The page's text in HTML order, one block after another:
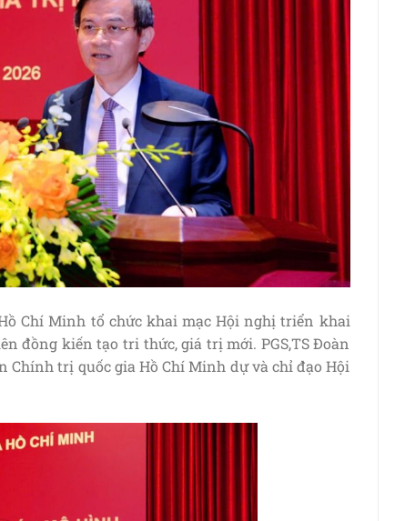
Chí Minh tổ chức khai mạc Hội nghị triển khai
đồng kiến tạo tri thức, giá trị mới. PGS,TS Đoàn
Chính trị quốc gia Hồ Chí Minh dự và chỉ đạo Hội